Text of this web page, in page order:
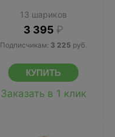
13 шариков
3 395 ₽
Подписчикам: 3 225 руб.
Заказать в 1 клик